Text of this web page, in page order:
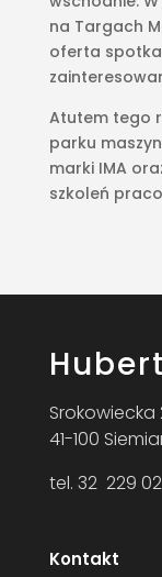
na Targach
oferta
Atutem tego
parku
marki IMA
szkoleń
Srokowiecka
41-100
tel. 32 229
Kontakt